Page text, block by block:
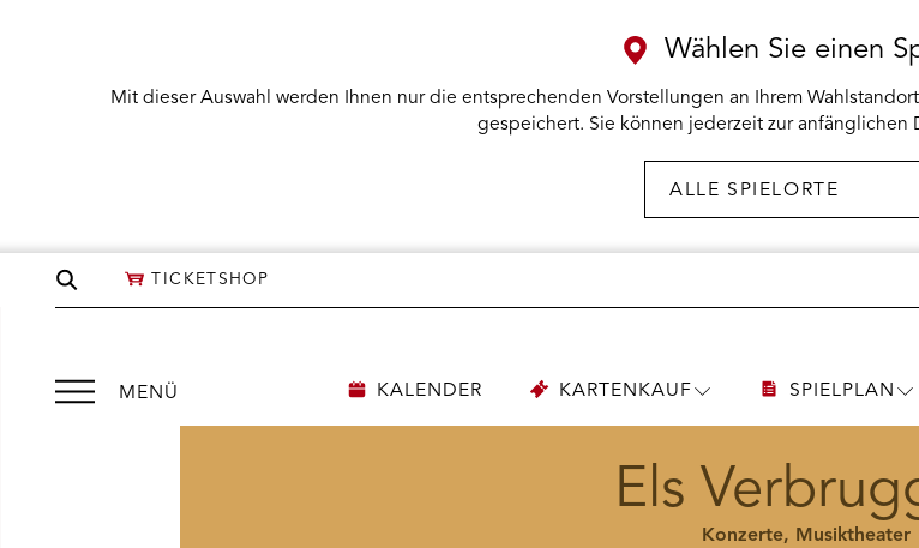
Seite
TICKETSHOP
Wählen Sie einen
Mit dieser Auswahl werden Ihnen nur die entsprechenden Vorstellungen an Ihrem
gespeichert. Sie können jederzeit zur anfänglichen
MENÜ
Menü
KALENDER KARTENKAUF UNTERMENÜSPIELPLAN
Els
Konzerte, Musiktheater